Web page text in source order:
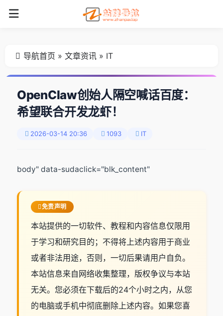
导航首页 » 文章资讯» IT
OpenClaw创始人隔空喊话百度：
希望联合开发龙虾！
2026-03-14 20:36 1093 IT
body" data-sudaclick="blk_content"
免责声明
本站提供的一切软件、教程和内容信息仅限用
于学习和研究目的；不得将上述内容用于商业
或者非法用途，否则，一切后果请用户自负。
本站信息来自网络收集整理，版权争议与本站
无关。您必须在下载后的24个小时之内，从您
的电脑或手机中彻底删除上述内容。如果您喜